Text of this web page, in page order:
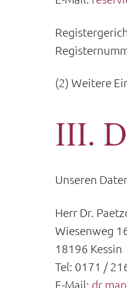
(2) Weitere
III.
Unseren
Herr Dr.
Wiesenweg
18196 Kessin
Tel: 0171 /
E-Mail: